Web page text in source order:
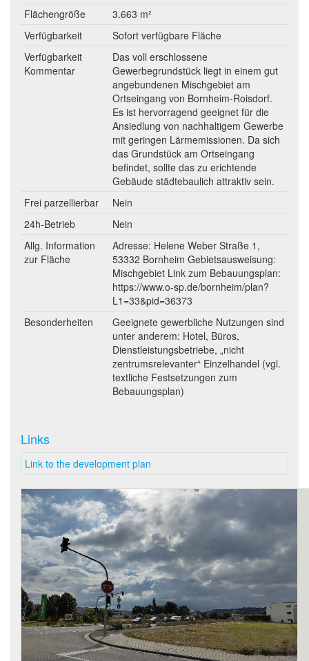
Flächengröße
3.663 m²
Verfügbarkeit
Sofort verfügbare Fläche
Verfügbarkeit
Kommentar
Das voll erschlossene
Gewerbegrundstück liegt in einem gut
angebundenen Mischgebiet am
Ortseingang von Bornheim-Roisdorf.
Es ist hervorragend geeignet für die
Ansiedlung von nachhaltigem Gewerbe
mit geringen Lärmemissionen. Da sich
das Grundstück am Ortseingang
befindet, sollte das zu erichtende
Gebäude städtebaulich attraktiv sein.
Frei parzellierbar
Nein
24h-Betrieb
Nein
Allg. Information
zur Fläche
Adresse: Helene Weber Straße 1,
53332 Bornheim Gebietsausweisung:
Mischgebiet Link zum Bebauungsplan:
https://www.o-sp.de/bornheim/plan?
L1=33&pid=36373
Besonderheiten
Geeignete gewerbliche Nutzungen sind
unter anderem: Hotel, Büros,
Dienstleistungsbetriebe, „nicht
zentrumsrelevanter“ Einzelhandel (vgl.
textliche Festsetzungen zum
Bebauungsplan)
Links
Link to the development plan